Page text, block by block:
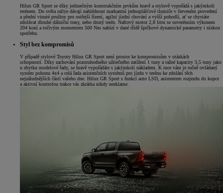
Hilux GR Sport se díky jedinečným konstrukčním prvkům hravě a stylově vypořádá s jakýmkoli
terénem. Do světa rallye dávají nahlédnout markantní jednoplášťové tlumiče v červeném provedení
a přední vinuté pružiny pro ostřejší řízení, agilní jízdní chování a vyšší pohodlí, ať se chystáte
zdolávat dlouhé dálniční trasy, nebo drsný terén. Naftový motor 2,8 litru se suverénním výkonem
204 koní a točivým momentem 500 Nm nabízí v dané třídě špičkové dynamické parametry i nízkou
spotřebu.
Styl bez kompromisů
V případě stylové Toyoty Hilux GR Sport není prostor ke kompromisům v otázkách
schopností. Díky zachování pozoruhodného užitečného zatížení 1 tuny a tažné kapacity 3,5 tuny jako
u zbytku modelové řady, se hravě vypořádáte s jakýmkoli nákladem. K ruce vám je ručně ovládaný
systém pohonu 4x4 a celá řada asistenčních systémů pro jízdu v terénu ke zdolání těch
nejzáludnějších částí vašeho dne. Hilux GR Sport s funkcí auto LSD, asistentem rozjezdu do kopce
a aktivní kontrolou trakce vás zkrátka nikdy nezklame.